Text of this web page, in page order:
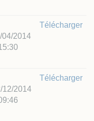
04/2014
Télécharger
12/2014
Télécharger